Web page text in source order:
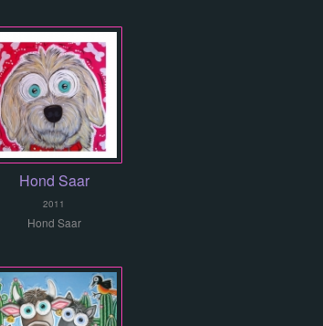
Hond Saar
2011
Hond Saar